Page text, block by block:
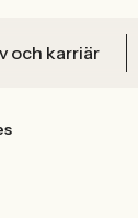
och karriär